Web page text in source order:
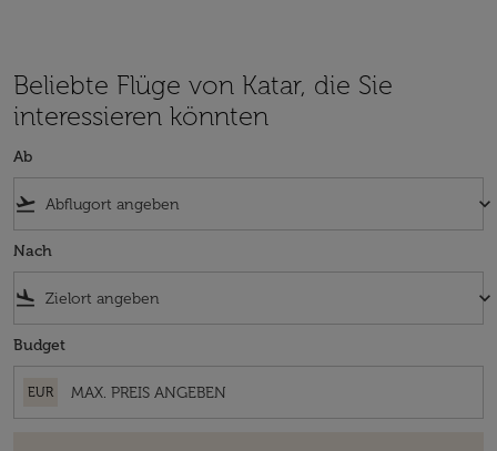
Beliebte Flüge von Katar, die Sie
interessieren könnten
Ab
flight_takeoff keyboard_arrow_down
Nach
flight_land keyboard_arrow_down
Budget
EUR